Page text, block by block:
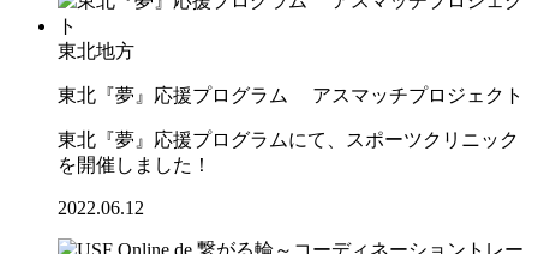
東北地方
東北『夢』応援プログラム アスマッチプロジェクト
東北『夢』応援プログラムにて、スポーツクリニック
を開催しました！
2022.06.12